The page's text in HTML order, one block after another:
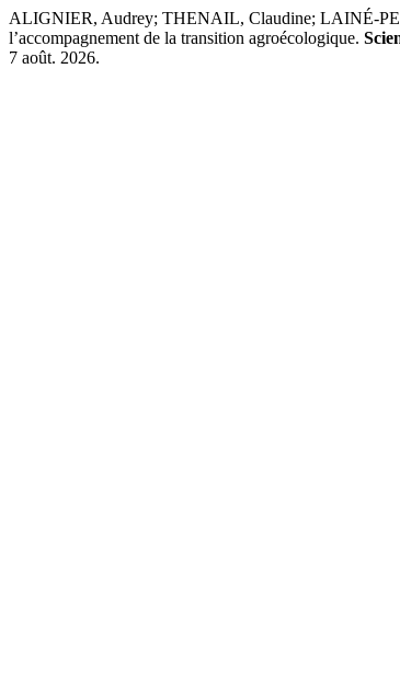
ALIGNIER, Audrey; THENAIL, Claudine; LAINÉ-
l’accompagnement de la transition agroécologique.
7 août. 2026.